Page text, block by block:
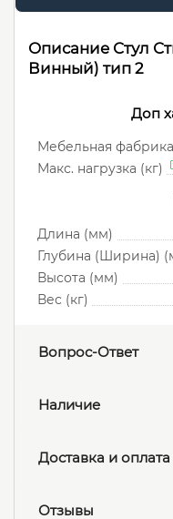
Описание Стул
Винный) тип 2
Доп
Мебельная фабрика
Макс. нагрузка (кг)
Длина (мм)
Глубина (Ширина)
Высота (мм)
Вес (кг)
Вопрос-Ответ
Наличие
Доставка и оплата
Отзывы